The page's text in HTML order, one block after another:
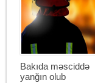
Bakıda məsciddə
yanğın olub